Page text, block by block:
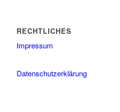
RECHTLICHES
Impressum
Datenschutzerklärung